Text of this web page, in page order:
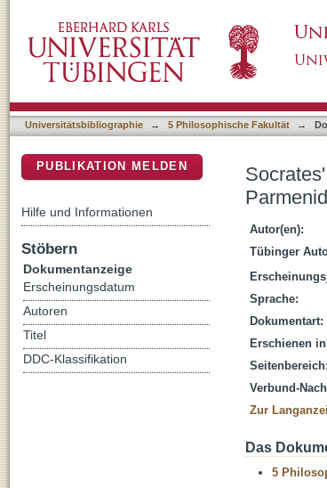
Socrates' thea : the description of
being
Universitätsbibliographie → 5 Philosophische Fakultät →
Autor(en):
Tübinger
Sprache:
Dokumentart:
Erschienen
Seitenbereich:
Verbund-
Zur
Das
5
PUBLIKATION MELDEN
Hilfe und Informationen
Stöbern
Dokumentanzeige
Erscheinungsdatum
Autoren
Titel
DDC-Klassifikation